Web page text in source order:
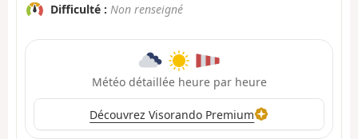
Difficulté : Non renseigné
Météo détaillée heure par heure
Découvrez Visorando Premium